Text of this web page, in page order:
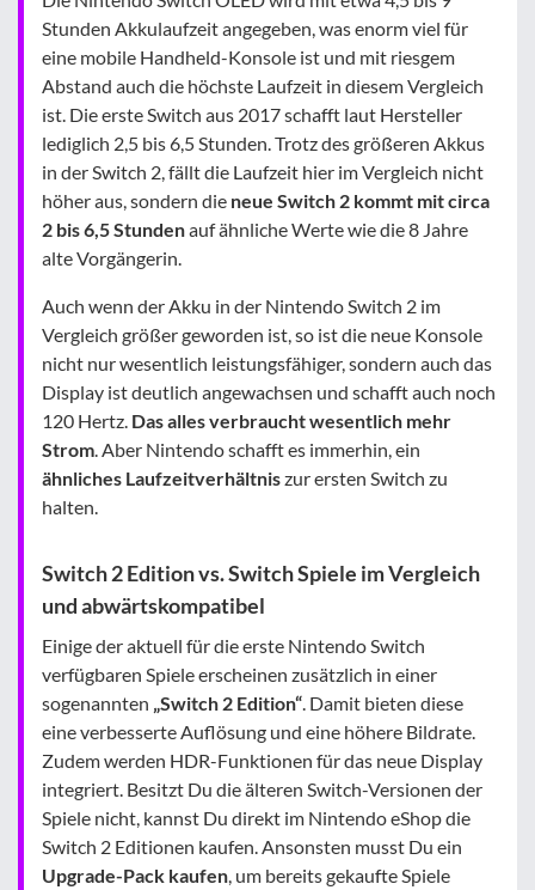
Stunden Akkulaufzeit angegeben, was enorm viel für
eine mobile Handheld-Konsole ist und mit riesgem
Abstand auch die höchste Laufzeit in diesem Vergleich
ist. Die erste Switch aus 2017 schafft laut Hersteller
lediglich 2,5 bis 6,5 Stunden. Trotz des größeren Akkus
in der Switch 2, fällt die Laufzeit hier im Vergleich nicht
höher aus, sondern die neue Switch 2 kommt mit circa
2 bis 6,5 Stundenauf ähnliche Werte wie die 8 Jahre
alte Vorgängerin.
Auch wenn der Akku in der Nintendo Switch 2 im
Vergleich größer geworden ist, so ist die neue Konsole
nicht nur wesentlich leistungsfähiger, sondern auch das
Display ist deutlich angewachsen und schafft auch noch
120 Hertz. Das alles verbraucht wesentlich mehr
Strom. Aber Nintendo schafft es immerhin, ein
ähnliches Laufzeitverhältniszur ersten Switch zu
halten.
Switch 2 Edition vs. Switch Spiele im Vergleich
und abwärtskompatibel
Einige der aktuell für die erste Nintendo Switch
verfügbaren Spiele erscheinen zusätzlich in einer
sogenannten „Switch 2 Edition“. Damit bieten diese
eine verbesserte Auflösung und eine höhere Bildrate.
Zudem werden HDR-Funktionen für das neue Display
integriert. Besitzt Du die älteren Switch-Versionen der
Spiele nicht, kannst Du direkt im Nintendo eShop die
Switch 2 Editionen kaufen. Ansonsten musst Du ein
Upgrade-Pack kaufen, um bereits gekaufte Spiele